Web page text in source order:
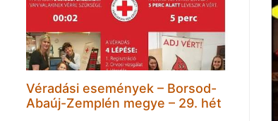
Véradási események – Borsod-
Abaúj-Zemplén megye – 29. hét